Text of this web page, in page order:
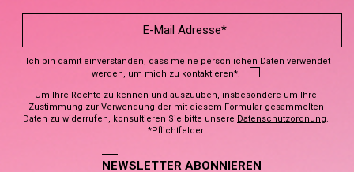
Ich bin damit einverstanden, dass meine persönlichen Daten verwendet
werden, um mich zu kontaktieren*.
Um Ihre Rechte zu kennen und auszuüben, insbesondere um Ihre
Zustimmung zur Verwendung der mit diesem Formular gesammelten
Daten zu widerrufen, konsultieren Sie bitte unsere Datenschutzordnung.
*Pflichtfelder
NEWSLETTER ABONNIEREN